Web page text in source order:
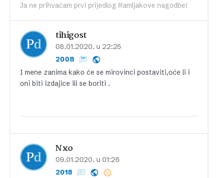
Ja ne prihvaćam prvi prijedlog Ramljakove nagodbe!
tihigost
08.01.2020. u 22:25
2008
I mene zanima kako će se mirovinci postaviti,oće li i
oni biti izdajice ili se boriti .
Nxo
09.01.2020. u 01:26
2018